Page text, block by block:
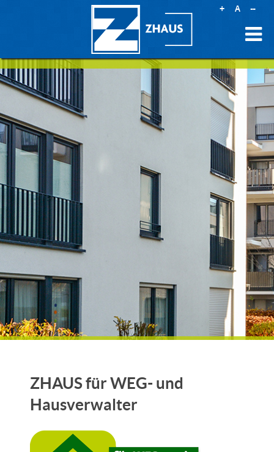
+ A --
ZHAUS für WEG- und
Hausverwalter